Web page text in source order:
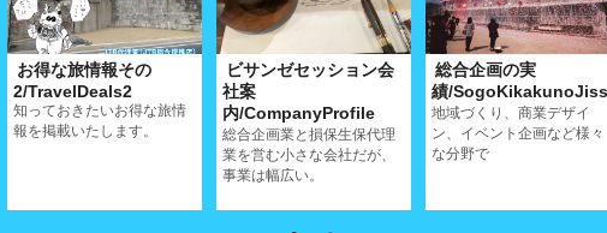
お得な旅情報その
2/TravelDeals2
知っておきたいお得な旅情
報を掲載いたします。
ビサンゼセッション会
社案
内/CompanyProfile
総合企画業と損保生保代理
業を営む小さな会社だが、
事業は幅広い。
総合企画の実
績/
地域づくり、商業デザイ
ン、イベント企画など様々
な分野で